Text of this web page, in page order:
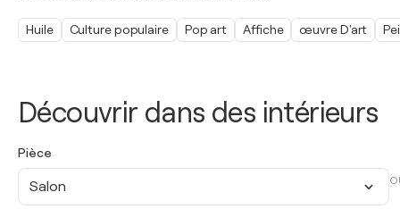
Découvrir dans des intérieurs
Pièce
Salon
Huile Culture populaire Pop art Affiche œuvre D'art